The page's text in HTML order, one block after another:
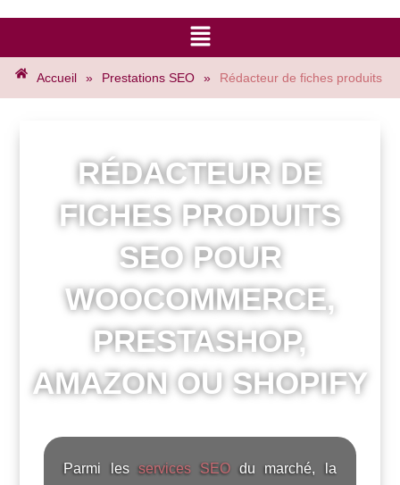
Accueil » Prestations SEO » Rédacteur de fiches produits
RÉDACTEUR DE
FICHES PRODUITS
SEO POUR
WOOCOMMERCE,
PRESTASHOP,
AMAZON OU SHOPIFY
Parmi les services SEO du marché, la